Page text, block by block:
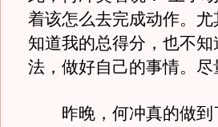
着该怎么去完成动作。
知道我的总得分，也不
法，做好自己的事情。尽
昨晚，何冲真的做到